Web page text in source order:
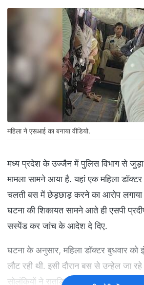
महिला ने एसआई का बनाया वीडियो.
मध्य प्रदेश के उज्जैन में पुलिस विभाग से
मामला सामने आया है. यहां एक महिला
चलती बस में छेड़छाड़ करने का आरोप लगाया
घटना की शिकायत सामने आते ही एसपी
सस्पेंड कर जांच के आदेश दे दिए.
घटना के अनुसार, महिला डॉक्टर बुधवार को
लौट रही थी. इसी दौरान बस से उन्हेल जा
सोलंकियों ने रातड़िया क्षेत्र में डॉक्टर के